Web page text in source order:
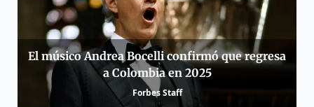
El músico Andrea Bocelli confirmó que regresa
a Colombia en 2025
Forbes Staff